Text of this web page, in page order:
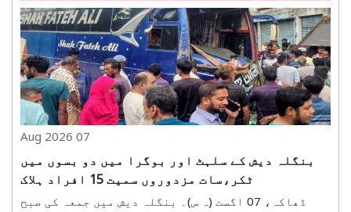
07 Aug 2026
بنگلہ دیش کے سلہٹ اور بوگرا میں دو بسوں میں
ٹکر،سات مزدوروں سمیت 15 افراد ہلاک
ڈھاکہ، 07 اگست (ہ س)۔ بنگلہ دیش میں جمعہ کی صبح